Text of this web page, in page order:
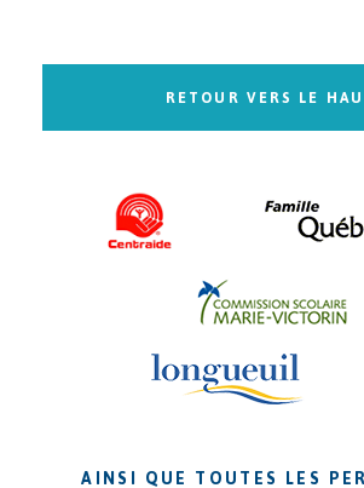
RETOUR VERS LE
AINSI QUE TOUTES LES